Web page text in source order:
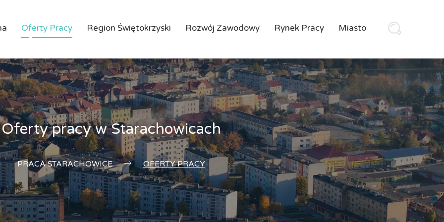
Oferty Pracy Region Świętokrzyski Rozwój Zawodowy Rynek Pracy Miasto
Oferty pracy w Starachowicach
PRACA STARACHOWICE OFERTY PRACY